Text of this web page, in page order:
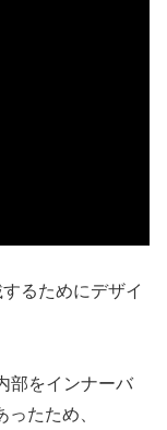
るためにデザイ
部をインナーバ
たため、